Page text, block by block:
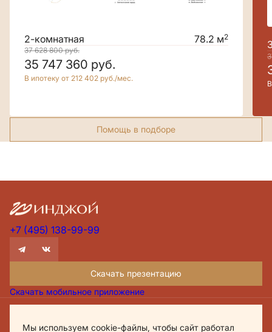
2-комнатная 78.2 м2
37 628 800руб.
35 747 360 руб.
В ипотеку от 212 402 руб./мес.
Помощь в подборе
+7 (495) 138-99-99
Скачать презентацию
Скачать мобильное приложение
Политика обработки персональных данных
Мы используем cookie-файлы, чтобы сайт работал